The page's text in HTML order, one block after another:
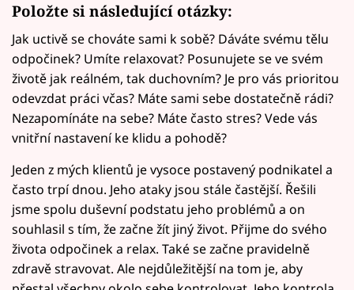
Položte si následující otázky:
Jak uctivě se chováte sami k sobě? Dáváte svému tělu
odpočinek? Umíte relaxovat? Posunujete se ve svém
životě jak reálném, tak duchovním? Je pro vás prioritou
odevzdat práci včas? Máte sami sebe dostatečně rádi?
Nezapomínáte na sebe? Máte často stres? Vede vás
vnitřní nastavení ke klidu a pohodě?
Jeden z mých klientů je vysoce postavený podnikatel a
často trpí dnou. Jeho ataky jsou stále častější. Řešili
jsme spolu duševní podstatu jeho problémů a on
souhlasil s tím, že začne žít jiný život. Přijme do svého
života odpočinek a relax. Také se začne pravidelně
zdravě stravovat. Ale nejdůležitější na tom je, aby